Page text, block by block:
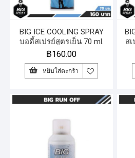
BIG ICE COOLING SPRAY
บอดี้สเปรย์สูตรเย็น 70 ml.
฿160.00
หยิบใส่ตะกร้า
ส